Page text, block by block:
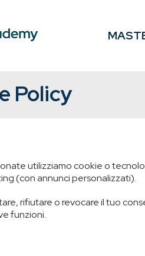
Policy
utilizziamo cookie o
(con annunci personalizzati).
rifiutare o revocare il tuo
funzioni.